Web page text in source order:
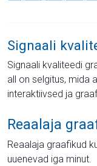
Signaali
Signaali kvaliteedi
all on selgitus, mida
interaktiivsed ja
Reaalaja
Reaalaja graafikud
uuenevad iga minut.